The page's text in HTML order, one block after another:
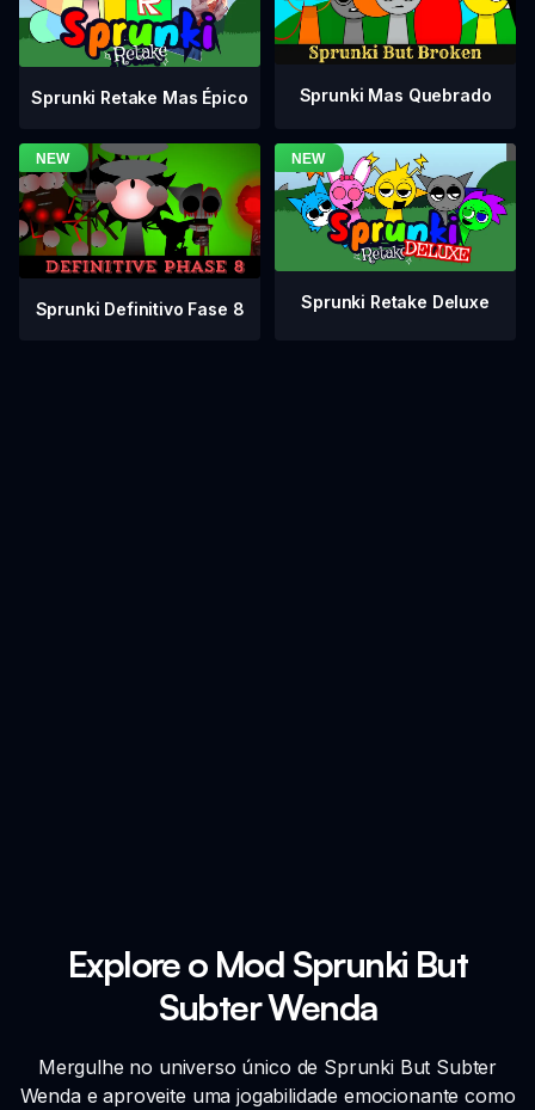
Sprunki Retake Mas Épico Sprunki Mas Quebrado
Sprunki Definitivo Fase 8 Sprunki Retake Deluxe
Explore o Mod Sprunki But
Subter Wenda
Mergulhe no universo único de Sprunki But Subter
Wenda e aproveite uma jogabilidade emocionante como